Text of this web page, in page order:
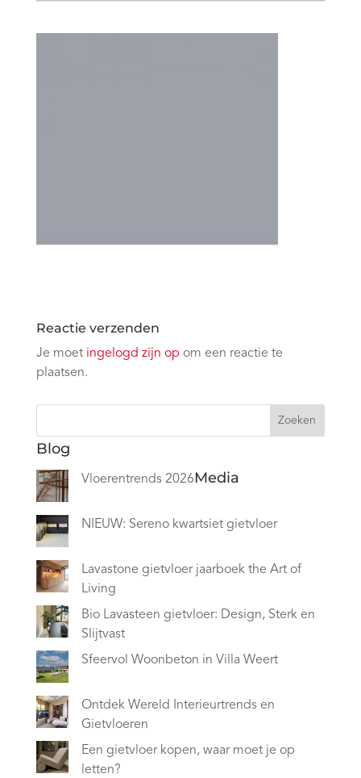
Reactie verzenden
Je moet ingelogd zijn op om een reactie te
plaatsen.
Zoeken
Blog
Vloerentrends 2026
NIEUW: Sereno kwartsiet gietvloer
Lavastone gietvloer jaarboek the Art of
Living
Bio Lavasteen gietvloer: Design, Sterk en
Slijtvast
Sfeervol Woonbeton in Villa Weert
Ontdek Wereld Interieurtrends en
Gietvloeren
Een gietvloer kopen, waar moet je op
letten?
Media